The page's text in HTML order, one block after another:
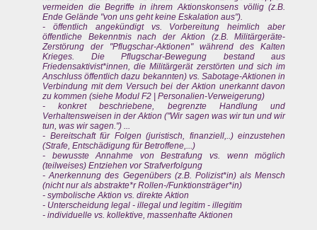
vermeiden die Begriffe in ihrem Aktionskonsens völlig (z.B.
Ende Gelände "von uns geht keine Eskalation aus").
- öffentlich angekündigt vs. Vorbereitung heimlich aber
öffentliche Bekenntnis nach der Aktion (z.B. Militärgeräte-
Zerstörung der "Pflugschar-Aktionen" während des Kalten
Krieges. Die Pflugschar-Bewegung bestand aus
Friedensaktivist*innen, die Militärgerät zerstörten und sich im
Anschluss öffentlich dazu bekannten) vs. Sabotage-Aktionen in
Verbindung mit dem Versuch bei der Aktion unerkannt davon
zu kommen (siehe Modul F2 | Personalien-Verweigerung)
- konkret beschriebene, begrenzte Handlung und
Verhaltensweisen in der Aktion ("Wir sagen was wir tun und wir
tun, was wir sagen.") ...
- Bereitschaft für Folgen (juristisch, finanziell,..) einzustehen
(Strafe, Entschädigung für Betroffene,...)
- bewusste Annahme von Bestrafung vs. wenn möglich
(teilweises) Entziehen vor Strafverfolgung
- Anerkennung des Gegenübers (z.B. Polizist*in) als Mensch
(nicht nur als abstrakte*r Rollen-/Funktionsträger*in)
- symbolische Aktion vs. direkte Aktion
- Unterscheidung legal - illegal und legitim - illegitim
- individuelle vs. kollektive, massenhafte Aktionen